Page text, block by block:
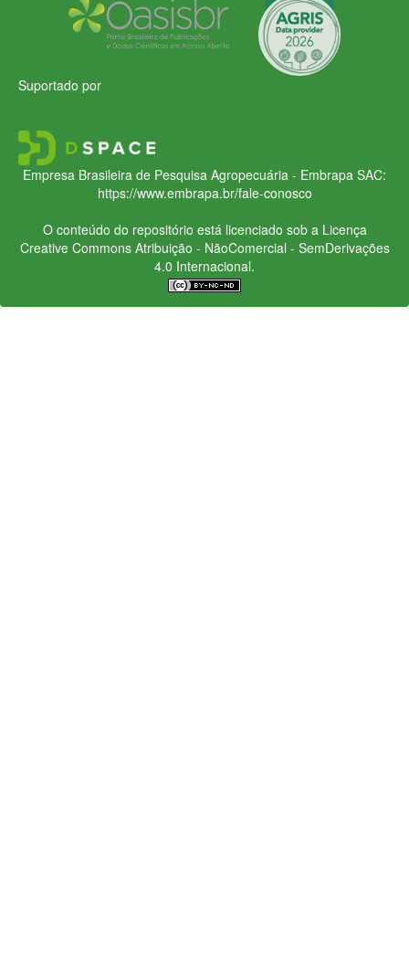
Suportado por
Empresa Brasileira de Pesquisa Agropecuária - Embrapa SAC:
https://www.embrapa.br/fale-conosco
O conteúdo do repositório está licenciado sob a Licença
Creative CommonsAtribuição - NãoComercial - SemDerivações
4.0 Internacional.